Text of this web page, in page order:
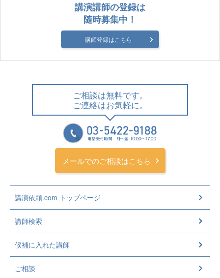
講演講師の登録は
随時募集中！
講師登録はこちら
ご相談は無料です。
ご連絡はお気軽に。
メールでのご相談はこちら
講演依頼.com トップページ
講師検索
候補に入れた講師
ご相談